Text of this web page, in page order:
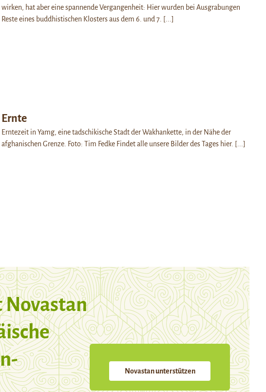
wirken, hat aber eine spannende Vergangenheit: Hier wurden bei Ausgrabungen
Reste eines buddhistischen Klosters aus dem 6. und 7. [...]
Ernte
Erntezeit in Yamg, eine tadschikische Stadt der Wakhankette, in der Nähe der
afghanischen Grenze. Foto: Tim Fedke Findet alle unsere Bilder des Tages hier. [...]
Novastan unterstützen